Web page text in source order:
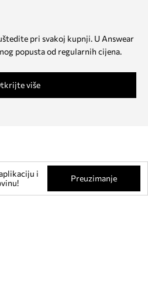
pri svakoj kupnji. U Answear
popusta od regularnih cijena.
više
i
Preuzimanje